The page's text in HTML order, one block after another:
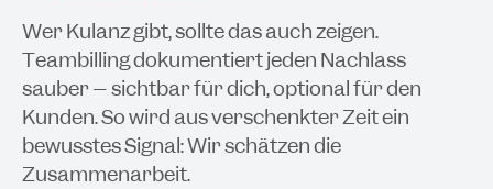
Wer Kulanz gibt, sollte das auch zeigen.
Teambilling dokumentiert jeden Nachlass
sauber – sichtbar für dich, optional für den
Kunden. So wird aus verschenkter Zeit ein
bewusstes Signal: Wir schätzen die
Zusammenarbeit.